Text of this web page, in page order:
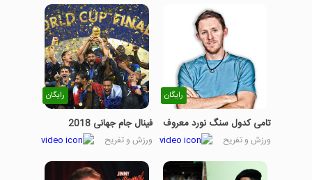
رایگان
تامی کدول سنگ نورد معروف
ورزش و تفریح
رایگان
فینال جام جهانی 2018
ورزش و تفریح